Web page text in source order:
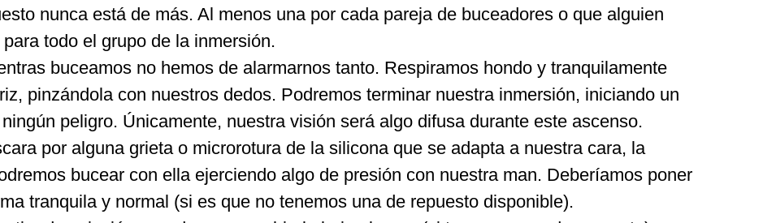
nunca está de más. Al menos una por cada pareja de buceadores o que alguien
todo el grupo de la inmersión.
buceamos no hemos de alarmarnos tanto. Respiramos hondo y tranquilamente
pinzándola con nuestros dedos. Podremos terminar nuestra inmersión, iniciando un
peligro. Únicamente, nuestra visión será algo difusa durante este ascenso.
por alguna grieta o microrotura de la silicona que se adapta a nuestra cara, la
bucear con ella ejerciendo algo de presión con nuestra man. Deberíamos poner
tranquila y normal (si es que no tenemos una de repuesto disponible).